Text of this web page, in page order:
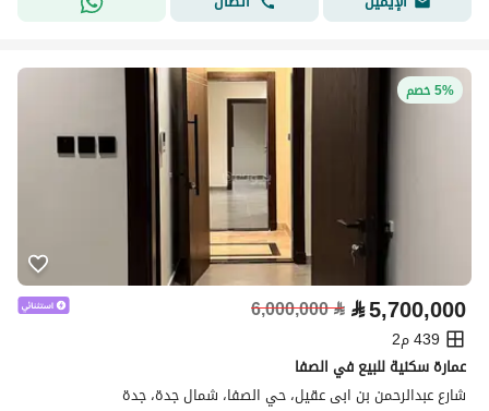
5% خصم
⃁5,700,000
⃁
6,000,000
439 م2
عمارة سكنية للبيع في الصفا
شارع عبدالرحمن بن ابى عقيل، حي الصفا، شمال جدة، جدة